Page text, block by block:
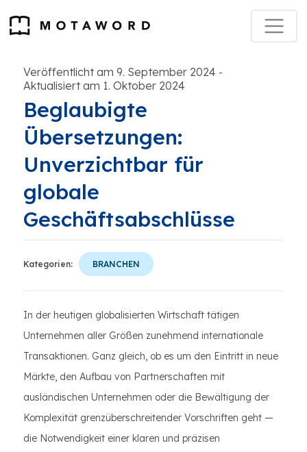
Veröffentlicht am 9. September 2024 -
Aktualisiert am 1. Oktober 2024
Beglaubigte
Übersetzungen:
Unverzichtbar für
globale
Geschäftsabschlüsse
Kategorien: BRANCHEN
In der heutigen globalisierten Wirtschaft tätigen
Unternehmen aller Größen zunehmend internationale
Transaktionen. Ganz gleich, ob es um den Eintritt in neue
Märkte, den Aufbau von Partnerschaften mit
ausländischen Unternehmen oder die Bewältigung der
Komplexität grenzüberschreitender Vorschriften geht —
die Notwendigkeit einer klaren und präzisen